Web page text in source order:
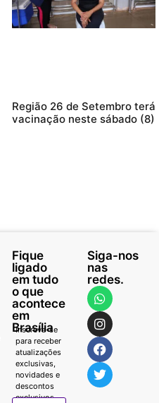
Região 26 de Setembro terá
vacinação neste sábado (8)
Fique
ligado
em tudo
o que
acontece
em
Brasília
Inscreva-se
para receber
atualizações
exclusivas,
novidades e
descontos
exclusivos.
Siga-nos
nas
redes.